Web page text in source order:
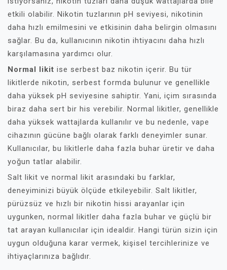
etkili olabilir. Nikotin tuzlarının pH seviyesi, nikotinin
daha hızlı emilmesini ve etkisinin daha belirgin olmasını
sağlar. Bu da, kullanıcının nikotin ihtiyacını daha hızlı
karşılamasına yardımcı olur.
Normal likit ise serbest baz nikotin içerir. Bu tür
likitlerde nikotin, serbest formda bulunur ve genellikle
daha yüksek pH seviyesine sahiptir. Yani, içim sırasında
biraz daha sert bir his verebilir. Normal likitler, genellikle
daha yüksek wattajlarda kullanılır ve bu nedenle, vape
cihazının gücüne bağlı olarak farklı deneyimler sunar.
Kullanıcılar, bu likitlerle daha fazla buhar üretir ve daha
yoğun tatlar alabilir.
Salt likit ve normal likit arasındaki bu farklar,
deneyiminizi büyük ölçüde etkileyebilir. Salt likitler,
pürüzsüz ve hızlı bir nikotin hissi arayanlar için
uygunken, normal likitler daha fazla buhar ve güçlü bir
tat arayan kullanıcılar için idealdir. Hangi türün sizin için
uygun olduğuna karar vermek, kişisel tercihlerinize ve
ihtiyaçlarınıza bağlıdır.